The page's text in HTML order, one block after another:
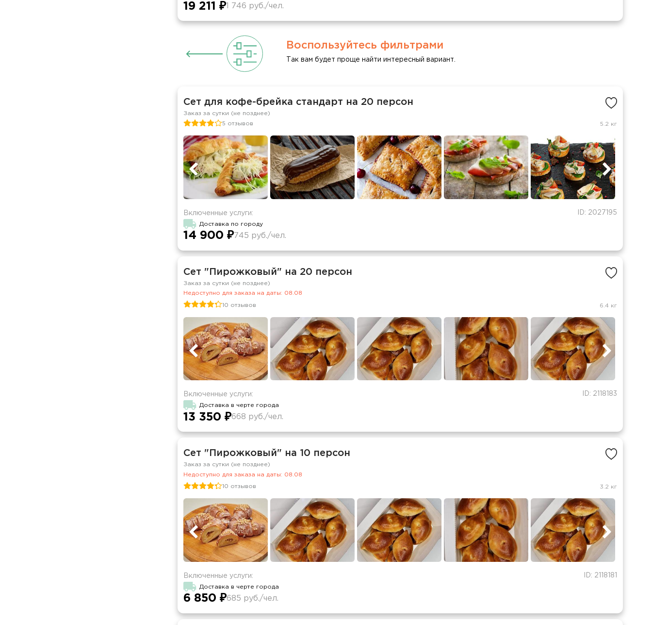
19 211 ₽ 1 746 руб./чел.
Воспользуйтесь фильтрами
Так вам будет проще найти интересный вариант.
Сет для кофе-брейка стандарт на 20 персон
Заказ за сутки (не позднее)
5 отзывов
5.2 кг
ID: 2027195
Включенные услуги:
Доставка по городу
14 900 ₽ 745 руб./чел.
Сет "Пирожковый" на 20 персон
Заказ за сутки (не позднее)
Недоступно для заказа на даты: 08.08
10 отзывов 6.4 кг
ID: 2118183
Включенные услуги:
Доставка в черте города
13 350 ₽668 руб./чел.
Сет "Пирожковый" на 10 персон
Заказ за сутки (не позднее)
Недоступно для заказа на даты: 08.08
10 отзывов 3.2 кг
ID: 2118181
Включенные услуги:
Доставка в черте города
6 850 ₽685 руб./чел.